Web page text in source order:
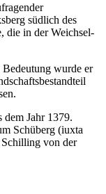
südlich des
die in der Weichsel-
wurde er
dem Jahr 1379.
Schüberg (iuxta
Schilling von der